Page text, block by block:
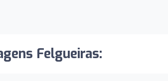
Felgueiras: